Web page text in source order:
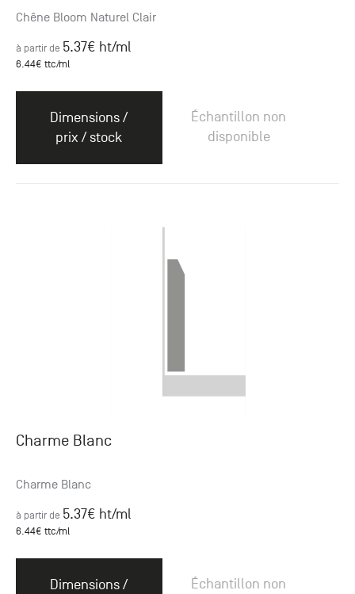
Chêne Bloom Naturel Clair
à partir de 5.37€ ht/ml
6.44€ ttc/ml
Dimensions /
prix / stock
Échantillon non
disponible
Charme Blanc
Charme Blanc
à partir de 5.37€ ht/ml
6.44€ ttc/ml
Dimensions /
Échantillon non